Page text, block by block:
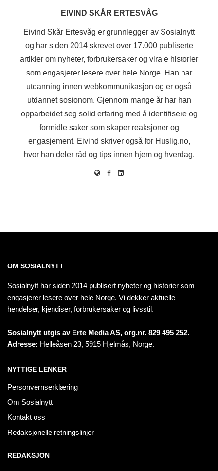
EIVIND SKÅR ERTESVÅG
Eivind Skår Ertesvåg er grunnlegger av Sosialnytt
og har siden 2014 skrevet over 17.000 publiserte
artikler om nyheter, forbrukersaker og virale historier
som engasjerer lesere over hele Norge. Han har
utdanning innen webkommunikasjon og er også
utdannet sosionom. Gjennom mange år har han
opparbeidet seg solid erfaring med å identifisere og
formidle saker som skaper reaksjoner og
engasjement. Eivind skriver også for Huslig.no,
hvor han deler råd og tips innen hjem og hverdag.
OM SOSIALNYTT
Sosialnytt har siden 2014 publisert nyheter og historier som
engasjerer lesere over hele Norge. Vi dekker aktuelle
hendelser, kjendiser, forbrukersaker og livsstil.
Sosialnytt utgis av Erte Media AS, org.nr. 829 495 252.
Adresse: Helleåsen 23, 5915 Hjelmås, Norge.
NYTTIGE LENKER
Personvernserklæring
Om Sosialnytt
Kontakt oss
Redaksjonelle retningslinjer
REDAKSJON